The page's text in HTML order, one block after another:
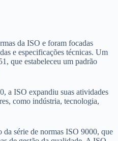
da ISO e foram focadas
e especificações técnicas. Um
que estabeleceu um padrão
a ISO expandiu suas atividades
como indústria, tecnologia,
série de normas ISO 9000, que